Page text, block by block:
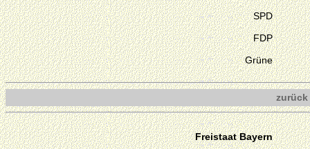
SPD
FDP
Grüne
zurück
Freistaat Bayern